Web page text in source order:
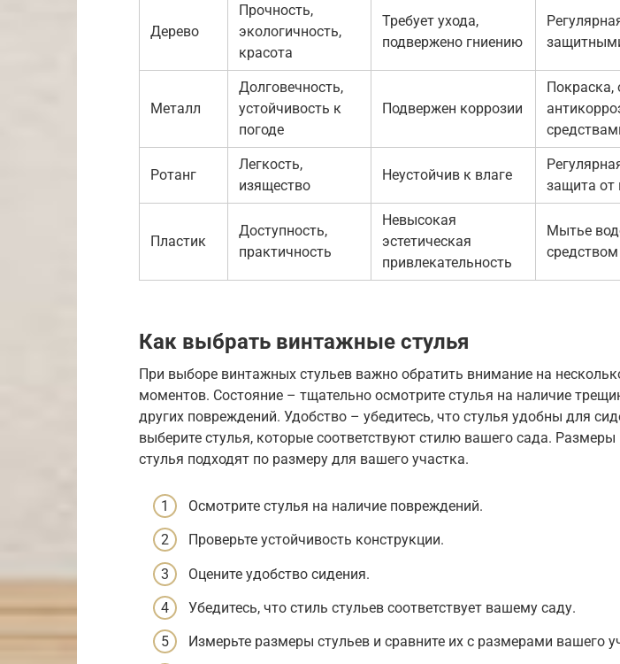
Дерево
Прочность,
экологичность,
красота
Требует ухода,
подвержено гниению
Металл
Долговечность,
устойчивость к
погоде
Подвержен коррозии
Покраска,
Ротанг
Легкость,
изящество
Неустойчив к влаге
защита от
Пластик
Доступность,
практичность
Невысокая
эстетическая
привлекательность
Мытье
средством
Как выбрать винтажные стулья
При выборе винтажных стульев важно обратить внимание на
моментов. Состояние – тщательно осмотрите стулья на наличие
других повреждений. Удобство – убедитесь, что стулья удобны для
выберите стулья, которые соответствуют стилю вашего сада. Размеры
стулья подходят по размеру для вашего участка.
Осмотрите стулья на наличие повреждений.
Проверьте устойчивость конструкции.
Оцените удобство сидения.
Убедитесь, что стиль стульев соответствует вашему саду.
Измерьте размеры стульев и сравните их с размерами вашего